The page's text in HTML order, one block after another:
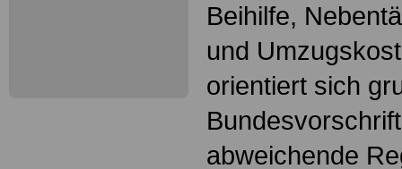
Beihilfe,
und
orientiert sich
abweichende